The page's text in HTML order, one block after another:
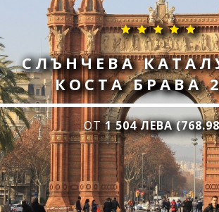
СЛЪНЧЕВА
КОСТА БРАВА
ОТ1 504 ЛЕВА